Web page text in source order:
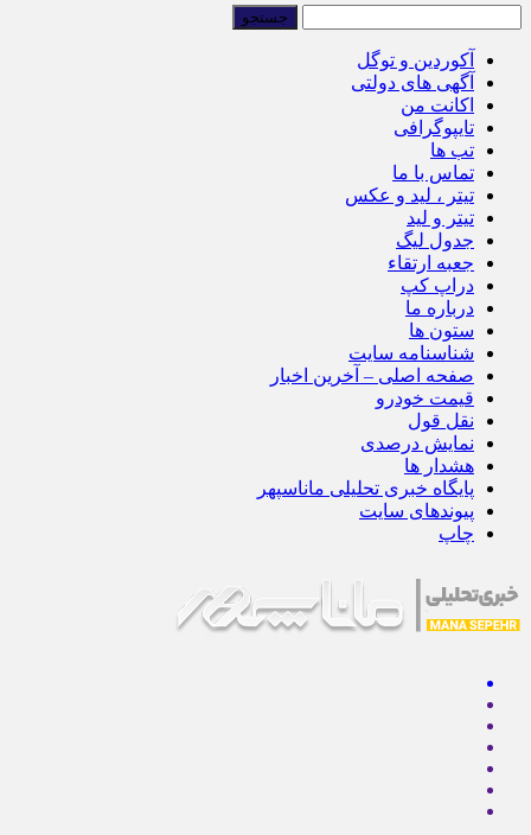
آکوردین و توگل
آگهی های دولتی
اکانت من
تایپوگرافی
تب ها
تماس با ما
تیتر ، لید و عکس
تیتر و لید
جدول لیگ
جعبه ارتقاء
دراپ کپ
درباره ما
ستون ها
شناسنامه سایت
صفحه اصلی – آخرین اخبار
قیمت خودرو
نقل قول
نمایش درصدی
هشدار ها
پایگاه خبری تحلیلی ماناسپهر
پیوندهای سایت
چاپ